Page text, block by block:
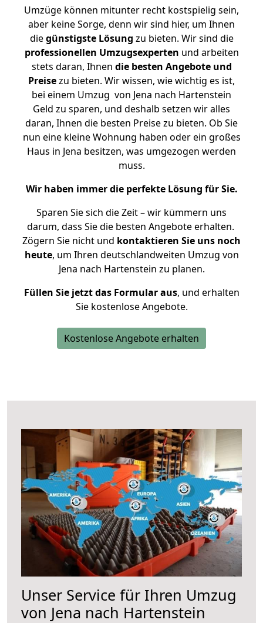
Umzüge können mitunter recht kostspielig sein,
aber keine Sorge, denn wir sind hier, um Ihnen
diegünstigste Lösung zu bieten. Wir sind die
professionellen Umzugsexperten und arbeiten
stets daran, Ihnen die besten Angebote und
Preisezu bieten. Wir wissen, wie wichtig es ist,
bei einem Umzug von Jena nach Hartenstein
Geld zu sparen, und deshalb setzen wir alles
daran, Ihnen die besten Preise zu bieten. Ob Sie
nun eine kleine Wohnung haben oder ein großes
Haus in Jena besitzen, was umgezogen werden
muss.
Wir haben immer die perfekte Lösung für Sie.
Sparen Sie sich die Zeit – wir kümmern uns
darum, dass Sie die besten Angebote erhalten.
Zögern Sie nicht und kontaktieren Sie uns noch
heute, um Ihren deutschlandweiten Umzug von
Jena nach Hartenstein zu planen.
Füllen Sie jetzt das Formular aus, und erhalten
Sie kostenlose Angebote.
Kostenlose Angebote erhalten
Unser Service für Ihren Umzug
von Jena nach Hartenstein